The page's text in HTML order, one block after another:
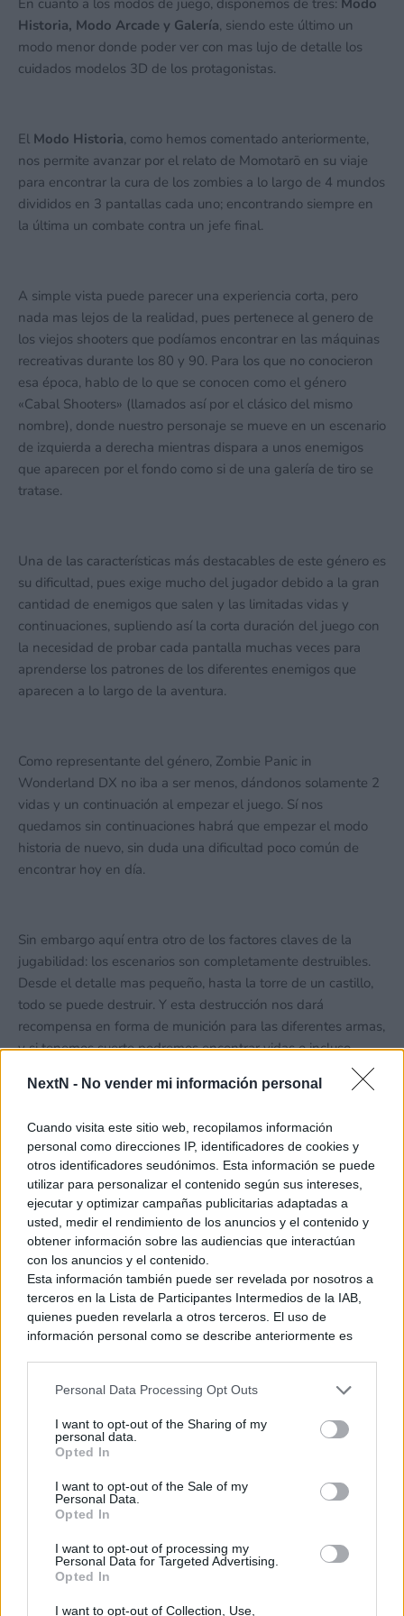
NextN - No vender mi información personal
Cuando visita este sitio web, recopilamos información
personal como direcciones IP, identificadores de cookies y
otros identificadores seudónimos. Esta información se puede
utilizar para personalizar el contenido según sus intereses,
ejecutar y optimizar campañas publicitarias adaptadas a
usted, medir el rendimiento de los anuncios y el contenido y
obtener información sobre las audiencias que interactúan
con los anuncios y el contenido.
Esta información también puede ser revelada por nosotros a
terceros en la Lista de Participantes Intermedios de la IAB,
quienes pueden revelarla a otros terceros. El uso de
información personal como se describe anteriormente es
generamos contenido relevante para nuestra audiencia.
recopilación y uso de datos en nuestra Política de
Privacidad.
terceros por nuestra parte, utilice la siguiente opción de
exclusión y confirme su selección. Tenga en cuenta que
después de que se procese su solicitud de exclusión, es
posible que continúe viendo anuncios basados en intereses
basados en la información personal utilizada por nosotros o
en información personal divulgada a terceros antes de su
Personal Data Processing Opt Outs
I want to opt-out of the Sharing of my
personal data.
Opted In
I want to opt-out of the Sale of my
Personal Data.
Opted In
I want to opt-out of processing my
Personal Data for Targeted Advertising.
Opted In
I want to opt-out of Collection, Use,
En cuanto a los modos de juego, disponemos de tres: Modo
Historia, Modo Arcade y Galería, siendo este último un
modo menor donde poder ver con mas lujo de detalle los
cuidados modelos 3D de los protagonistas.
El Modo Historia, como hemos comentado anteriormente,
nos permite avanzar por el relato de Momotarō en su viaje
para encontrar la cura de los zombies a lo largo de 4 mundos
divididos en 3 pantallas cada uno; encontrando siempre en
la última un combate contra un jefe final.
A simple vista puede parecer una experiencia corta, pero
nada mas lejos de la realidad, pues pertenece al genero de
los viejos shooters que podíamos encontrar en las máquinas
recreativas durante los 80 y 90. Para los que no conocieron
esa época, hablo de lo que se conocen como el género
«Cabal Shooters» (llamados así por el clásico del mismo
nombre), donde nuestro personaje se mueve en un escenario
de izquierda a derecha mientras dispara a unos enemigos
que aparecen por el fondo como si de una galería de tiro se
tratase.
Una de las características más destacables de este género es
su dificultad, pues exige mucho del jugador debido a la gran
cantidad de enemigos que salen y las limitadas vidas y
continuaciones, supliendo así la corta duración del juego con
la necesidad de probar cada pantalla muchas veces para
aprenderse los patrones de los diferentes enemigos que
aparecen a lo largo de la aventura.
Como representante del género, Zombie Panic in
Wonderland DX no iba a ser menos, dándonos solamente 2
vidas y un continuación al empezar el juego. Sí nos
quedamos sin continuaciones habrá que empezar el modo
historia de nuevo, sin duda una dificultad poco común de
encontrar hoy en día.
Sin embargo aquí entra otro de los factores claves de la
jugabilidad: los escenarios son completamente destruibles.
Desde el detalle mas pequeño, hasta la torre de un castillo,
todo se puede destruir. Y esta destrucción nos dará
recompensa en forma de munición para las diferentes armas,
y si tenemos suerte podremos encontrar vidas o incluso
continuaciones, aumentando así nuestro margen de error y
duración de la partida.